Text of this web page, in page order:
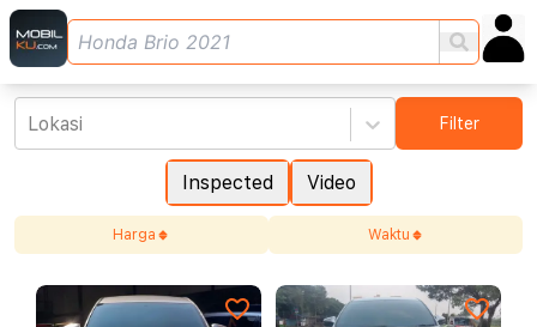
Inspected Video
Lokasi Filter
Harga Waktu